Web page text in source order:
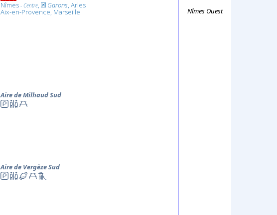
Nîmes - Centre, Garons, Arles
Aix-en-Provence, Marseille Nîmes Ouest
Aire de Milhaud Sud
Aire de Vergèze Sud